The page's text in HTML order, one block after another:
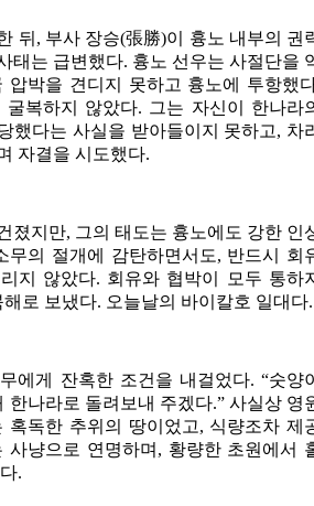
뒤, 부사 장승(張勝)이 흉노 내부의 권
태는 급변했다. 흉노 선우는 사절단을
압박을 견디지 못하고 흉노에 투항했
굴복하지 않았다. 그는 자신이 한나라
했다는 사실을 받아들이지 못하고, 차
자결을 시도했다.
졌지만, 그의 태도는 흉노에도 강한 인
무의 절개에 감탄하면서도, 반드시 회
지 않았다. 회유와 협박이 모두 통하
로 보냈다. 오늘날의 바이칼호 일대다.
에게 잔혹한 조건을 내걸었다. “숫양
한나라로 돌려보내 주겠다.” 사실상 영
혹독한 추위의 땅이었고, 식량조차 제
사냥으로 연명하며, 황량한 초원에서
.